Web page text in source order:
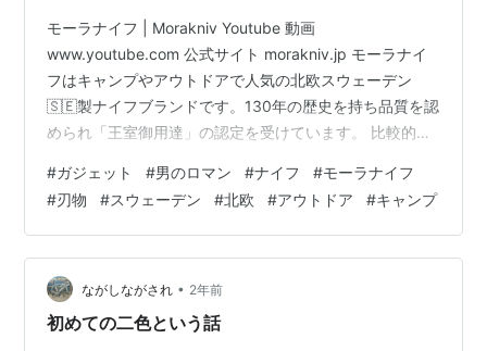
モーラナイフ | Morakniv Youtube 動画
www.youtube.com 公式サイト morakniv.jp モーラナイ
フはキャンプやアウトドアで人気の北欧スウェーデン
🇸🇪製ナイフブランドです。130年の歴史を持ち品質を認
められ「王室御用達」の認定を受けています。 比較的安
めです。もちろん上級者でも愛好家が多くいます。 日本
ではモーラナイフと言えばキャンプ・アウトドア向けと
して有名ですが、木材加工用や調理用の刃物も生産して
います。北欧では工事や現場仕事で使われる用途に様々
なナイフがあり、工具としても広く使われています。今
回はキャ…
#ガジェット #男のロマン #ナイフ #モーラナイフ
#刃物 #スウェーデン #北欧 #アウトドア #キャンプ
ながしながされ • 2年前
初めての二色という話